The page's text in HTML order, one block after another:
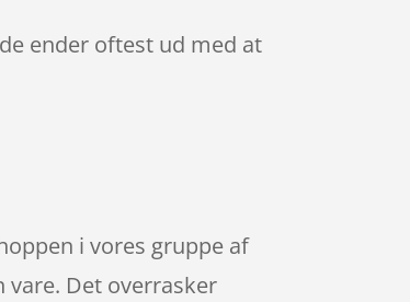
ender oftest ud med at
i vores gruppe af
vare. Det overrasker